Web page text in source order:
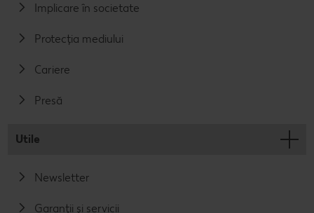
Implicare în societate
Protecția mediului
Cariere
Presă
Utile
Newsletter
Garanții și servicii